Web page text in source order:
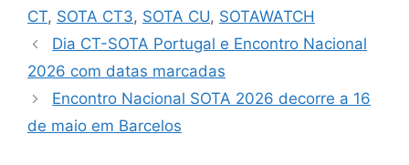
CT, SOTA CT3, SOTA CU, SOTAWATCH
Dia CT-SOTA Portugal e Encontro Nacional
2026 com datas marcadas
Encontro Nacional SOTA 2026 decorre a 16
de maio em Barcelos